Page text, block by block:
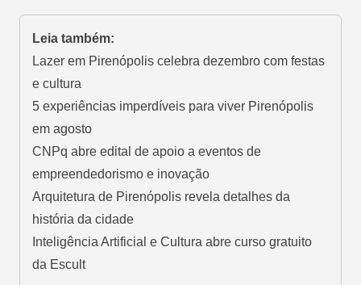
Leia também:
Lazer em Pirenópolis celebra dezembro com festas
e cultura
5 experiências imperdíveis para viver Pirenópolis
em agosto
CNPq abre edital de apoio a eventos de
empreendedorismo e inovação
Arquitetura de Pirenópolis revela detalhes da
história da cidade
Inteligência Artificial e Cultura abre curso gratuito
da Escult